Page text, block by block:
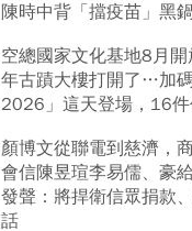
陳時中背「擋疫苗」黑
空總國家文化基地8月
年古蹟大樓打開了…加
2026」這天登場，16
顏博文從聯電到慈濟，
會信陳昱瑄李易儒、豪
發聲：將捍衛信眾捐款
話